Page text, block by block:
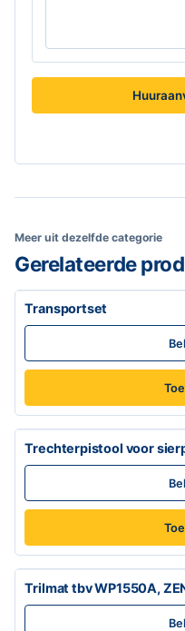
Meer uit dezelfde categorie
Gerelateerde
Transportset
Trechterpistool voor
Trilmat tbv WP1550A,